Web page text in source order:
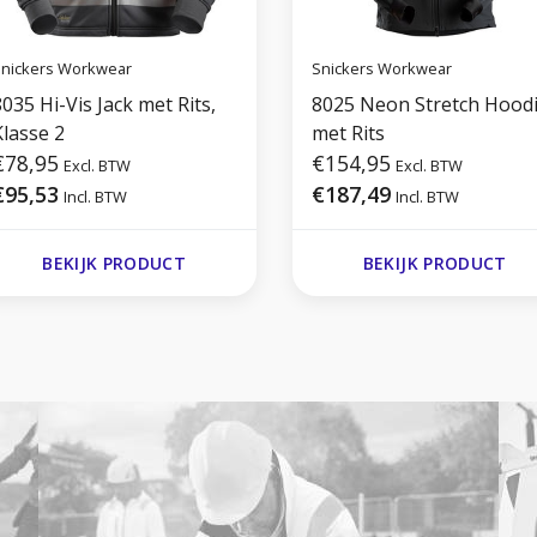
Workwear
Hi-Vis Jack met Rits,
2
Excl. BTW
Incl. BTW
BEKIJK PRODUCT
Snickers Workwear
8025 Neon Stretch
met Rits
€154,95 Excl. BTW
€187,49 Incl. BTW
BEKIJK PRODUCT